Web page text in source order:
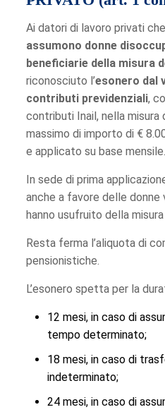
Ai datori di lavoro privati
assumono donne
beneficiarie della misura
riconosciuto l’esonero dal
contributi previdenziali,
contributi Inail, nella misura
massimo di importo di €
e applicato su base mensile.
In sede di prima
anche a favore delle
hanno usufruito della misura
Resta ferma l’aliquota di
pensionistiche.
L’esonero spetta per la
12 mesi, in caso di
tempo determinato;
18 mesi, in caso di
indeterminato;
24 mesi, in caso di